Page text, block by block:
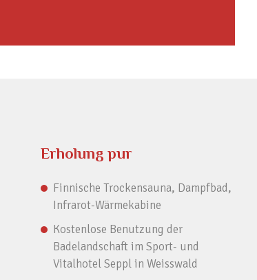
Erholung pur
Finnische Trockensauna, Dampfbad,
Infrarot-Wärmekabine
Kostenlose Benutzung der
Badelandschaft im Sport- und
Vitalhotel Seppl in Weisswald